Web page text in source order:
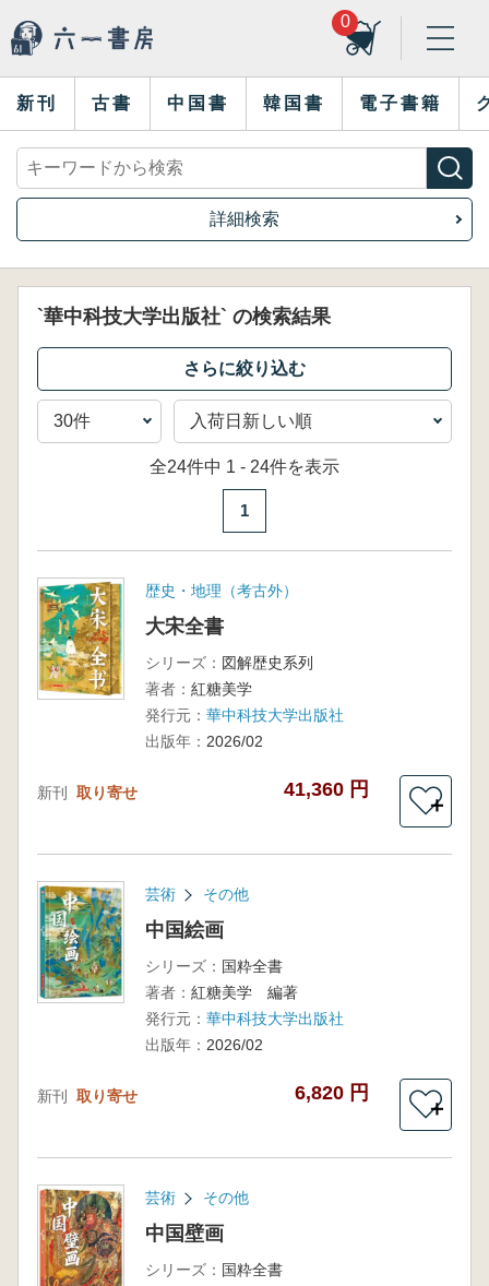
0
新刊 古書 中国書 韓国書 電子書籍
詳細検索
`華中科技大学出版社` の検索結果
全24件中 1 - 24件を表示
1
歴史・地理（考古外）
大宋全書
シリーズ： 図解歴史系列
著者： 紅糖美学
発行元： 華中科技大学出版社
出版年： 2026/02
新刊 取り寄せ 41,360 円
＋
芸術 その他
中国絵画
シリーズ： 国粋全書
著者： 紅糖美学 編著
発行元： 華中科技大学出版社
出版年： 2026/02
新刊 取り寄せ 6,820 円
＋
芸術 その他
中国壁画
シリーズ： 国粋全書